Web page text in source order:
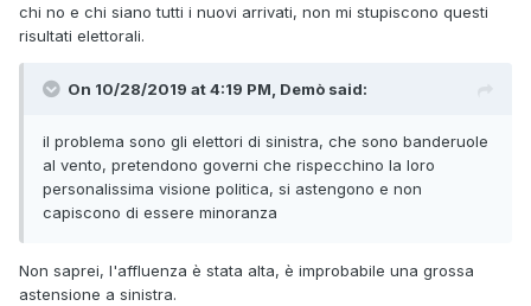
chi no e chi siano tutti i nuovi arrivati, non mi stupiscono questi
risultati elettorali.
On 10/28/2019 at 4:19 PM, Demò said:
il problema sono gli elettori di sinistra, che sono banderuole
al vento, pretendono governi che rispecchino la loro
personalissima visione politica, si astengono e non
capiscono di essere minoranza
Non saprei, l'affluenza è stata alta, è improbabile una grossa
astensione a sinistra.